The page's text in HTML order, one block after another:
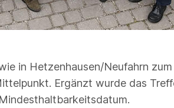
in Hetzenhausen/Neufahrn
Ergänzt wurde das